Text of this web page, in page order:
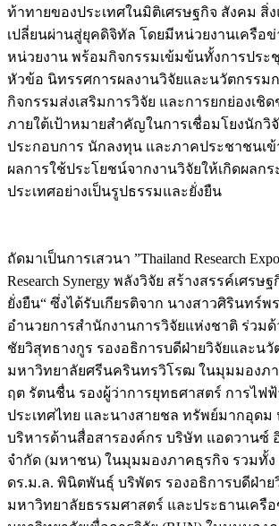
ท้าทายของประเทศในมิติเศรษฐกิจ สังคม สิ่
เปลี่ยนผ่านสู่ยุคดิจิทัล โดยมีหน่วยงานเครือข่
หน่วยงาน พร้อมกิจกรรมเข้มข้นทั้งการประ
หัวข้อ นิทรรศการผลงานวิจัยและนวัตกรรมก
กิจกรรมส่งเสริมการวิจัย และการยกย่องเชิ
ภายใต้เป้าหมายสำคัญในการเชื่อมโยงนักวิ
ประกอบการ นักลงทุน และภาคประชาชนเข้
ผลการใช้ประโยชน์จากงานวิจัยให้เกิดผลกร
ประเทศอย่างเป็นรูปธรรมและยั่งยืน
ถัดมาเป็นการเสวนา ”Thailand Research
Research Synergy พลังวิจัย สร้างสรรค์เศรษ
ยั่งยืน“ ซึ่งได้รับเกียรติจาก นางสาวศิรินทร์พ
อำนวยการสำนักงานการวิจัยแห่งชาติ ร่วม
ชัยวิสุทธางกูร รองอธิการบดีฝ่ายวิจัยและนวั
มหาวิทยาลัยศรีนครินทรวิโรฒ ในมุมมองภ
ฤต รัตนชื่น รองผู้ว่าการยุทธศาสตร์ การไฟ
ประเทศไทย และนางสายชล ทรัพย์มากอุด
บริหารด้านสื่อสารองค์กร บริษัท แอดวานซ์
จำกัด (มหาชน) ในมุมมองภาคธุรกิจ รวมทั้ง
ดร.ม.ล. พินิตพันธุ์ บริพัตร รองอธิการบดีฝ่าย
มหาวิทยาลัยธรรมศาสตร์ และประธานเครื